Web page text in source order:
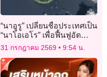
“นาอูรู” เปลี่ยนชื่อประเทศเป็น
“นาโอเอโร” เพื่อฟื้นฟูอัต
ลักษณ์ของชาติ
31 กรกฎาคม 2569 9:54 น.